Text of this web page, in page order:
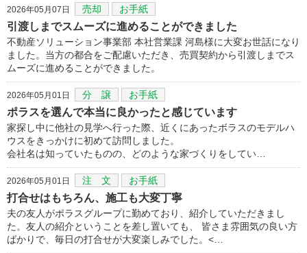
2026年05月07日 売却 お手紙
引渡しまでスムーズに進めることができました
不動産ソリューション事業部 本社営業課 河島様に大変お世話になり
ました。当方の都合をご配慮いただき、売買契約から引渡しまでス
ムーズに進めることができました。
2026年05月01日 分 譲 お手紙
ポラスを選んで本当に良かったと感じています
家探し中に他社の見学へ行った際、近くにあったボラスのモデルハ
ウスをきっかけに初めて訪問しました。
会社名は知っていたものの、どのような家づくりをしてい…
2026年05月01日 注 文 お手紙
打合せはもちろん、施工も大変丁寧
夫の友人がポラスグループに勤めており、紹介していただきまし
た。友人の紹介ということを差し置いても、 皆さま雰囲気の良い方
ばかりで、毎日の打合せが大変楽しみでした。<…